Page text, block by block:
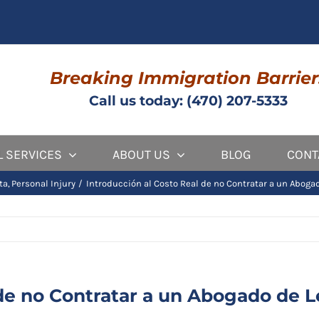
Breaking Immigration
Call us today: (470) 207-5333
SERVICES ABOUT US BLOG
Personal Injury Introducción al Costo Real de no Contratar a un
no Contratar a un Abogado de